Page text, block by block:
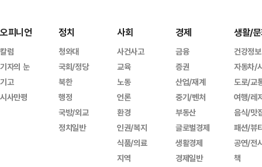
오피니언
칼럼
기자의 눈
기고
시사만평
정치
청와대
국회/정당
북한
행정
국방/외교
정치일반
사회
사건사고
교육
노동
언론
환경
인권/복지
식품/의료
지역
경제
금융
증권
산업/재계
중기/벤처
부동산
글로벌경제
생활경제
경제일반
생활/
건강정보
자동차/
도로/교
여행/레
음식/맛
패션/뷰
공연/전
책